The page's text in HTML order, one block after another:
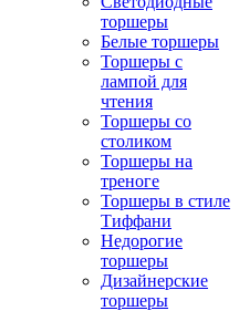
торшеры
Белые торшеры
Торшеры с
лампой для
чтения
Торшеры со
столиком
Торшеры на
треноге
Торшеры в стиле
Тиффани
Недорогие
торшеры
Дизайнерские
торшеры